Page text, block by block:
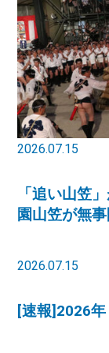
2026.07.15
「追い山笠
園山笠が無
2026.07.15
[速報]2026